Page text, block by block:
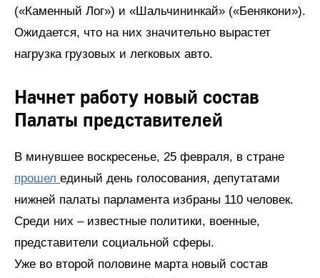
(«Каменный Лог») и «Шальчининкай» («Бенякони»).
Ожидается, что на них значительно вырастет
нагрузка грузовых и легковых авто.
Начнет работу новый состав
Палаты представителей
В минувшее воскресенье, 25 февраля, в стране
прошел единый день голосования, депутатами
нижней палаты парламента избраны 110 человек.
Среди них – известные политики, военные,
представители социальной сферы.
Уже во второй половине марта новый состав